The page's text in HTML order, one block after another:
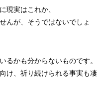
現実はこれか、
んが、そうではないでしょ
るかも分からないものです。
け、祈り続けられる事実も凄